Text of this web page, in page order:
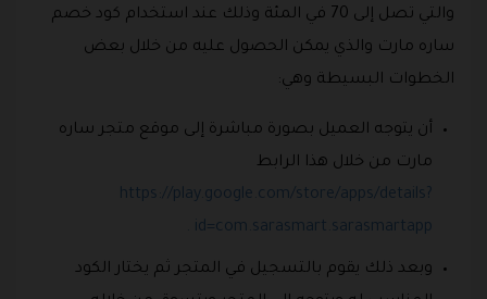
والتي تصل إلى 70 في المئة وذلك عند استخدام كود خصم
ساره مارت والذي يمكن الحصول عليه من خلال بعض
الخطوات البسيطة وهي:
أن يتوجه العميل بصورة مباشرة إلى موقع متجر ساره
مارت من خلال هذا الرابط
https://play.google.com/store/apps/details?
id=com.sarasmart.sarasmartapp .
وبعد ذلك يقوم بالتسجيل في المتجر ثم يختار الكود